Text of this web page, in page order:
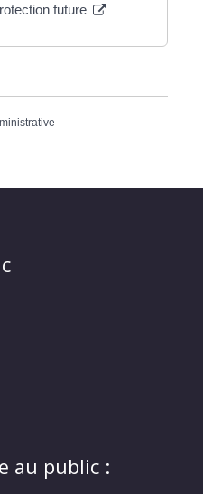
future
au public :